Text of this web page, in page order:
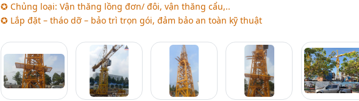
✪ Chủng loại: Vận thăng lồng đơn/ đôi, vận thăng cẩu,..
✪ Lắp đặt – tháo dỡ – bảo trì trọn gói, đảm bảo an toàn kỹ thuật